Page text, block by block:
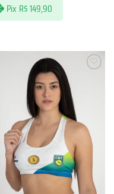
Pix R$149,90